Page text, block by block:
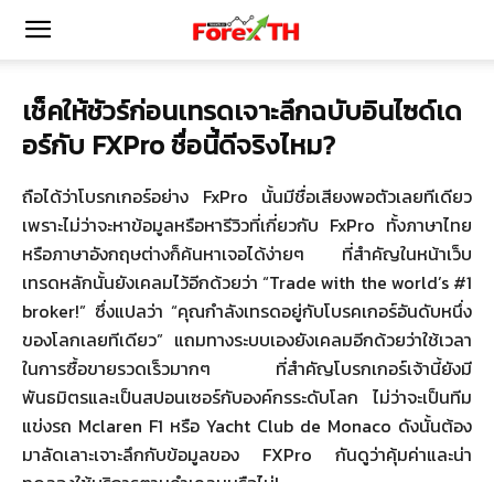
เช็คให้ชัวร์ก่อนเทรดเจาะลึกฉบับอินไซด์เด
อร์กับ FXProชื่อนี้ดีจริงไหม?
ถือได้ว่าโบรกเกอร์อย่าง FxPro นั้นมีชื่อเสียงพอตัวเลยทีเดียว
เพราะไม่ว่าจะหาข้อมูลหรือหารีวิวที่เกี่ยวกับ FxPro ทั้งภาษาไทย
หรือภาษาอังกฤษต่างก็ค้นหาเจอได้ง่ายๆ ที่สำคัญในหน้าเว็บ
เทรดหลักนั้นยังเคลมไว้อีกด้วยว่า “Trade with the world’s #1
broker!” ซึ่งแปลว่า “คุณกำลังเทรดอยู่กับโบรคเกอร์อันดับหนึ่ง
ของโลกเลยทีเดียว” แถมทางระบบเองยังเคลมอีกด้วยว่าใช้เวลา
ในการซื้อขายรวดเร็วมากๆ ที่สำคัญโบรกเกอร์เจ้านี้ยังมี
พันธมิตรและเป็นสปอนเซอร์กับองค์กรระดับโลก ไม่ว่าจะเป็นทีม
แข่งรถ Mclaren F1 หรือ Yacht Club de Monaco ดังนั้นต้อง
มาลัดเลาะเจาะลึกกับข้อมูลของ FXPro กันดูว่าคุ้มค่าและน่า